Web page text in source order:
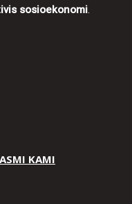
sosioekonomi.
KAMI